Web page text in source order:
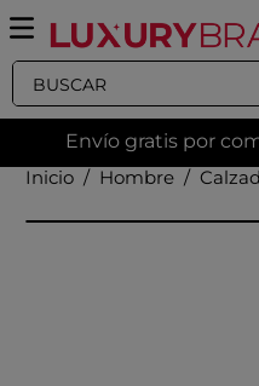
Buscar
Envío gratis por
Hombre